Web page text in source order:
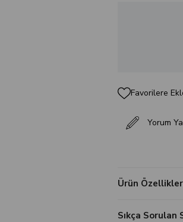
Favorilere
Yorum
Ürün
Sıkça Sorulan